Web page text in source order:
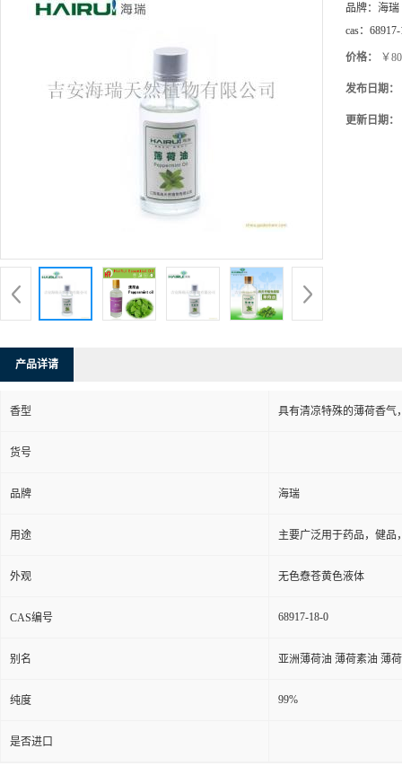
品牌： 海瑞
cas：
价格： ￥
发布日期：
更新日期：
产品详请
香型 具有清凉特殊的薄荷香气
货号
品牌 海瑞
用途 主要广泛用于药品，健品
外观 无色憃苍黄色液体
CAS编号 68917-18-0
别名 亚洲薄荷油 薄荷素油 薄
纯度 99%
是否进口